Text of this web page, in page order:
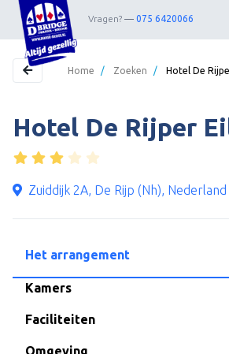
Vragen? 075 6420066
Home
Bestemmingen
Theater
Webshop
Nieuwsbrief
Contact
Wedstrijdleiders
Home / Zoeken / Hotel De
Hotel De Rijper
Zuiddijk 2A, De Rijp (Nh), Nederland
Het arrangement
Kamers
Faciliteiten
Omgeving